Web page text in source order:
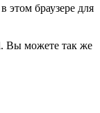
этом браузере для
Вы можете так же